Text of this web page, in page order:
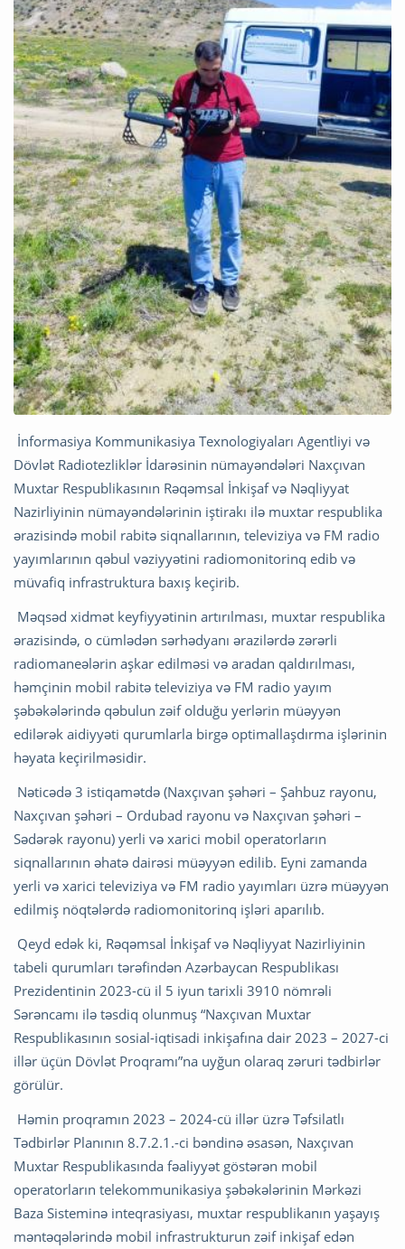
İnformasiya Kommunikasiya Texnologiyaları Agentliyi və
Dövlət Radiotezliklər İdarəsinin nümayəndələri Naxçıvan
Muxtar Respublikasının Rəqəmsal İnkişaf və Nəqliyyat
Nazirliyinin nümayəndələrinin iştirakı ilə muxtar respublika
ərazisində mobil rabitə siqnallarının, televiziya və FM radio
yayımlarının qəbul vəziyyətini radiomonitorinq edib və
müvafiq infrastruktura baxış keçirib.
Məqsəd xidmət keyfiyyətinin artırılması, muxtar respublika
ərazisində, o cümlədən sərhədyanı ərazilərdə zərərli
radiomaneələrin aşkar edilməsi və aradan qaldırılması,
həmçinin mobil rabitə televiziya və FM radio yayım
şəbəkələrində qəbulun zəif olduğu yerlərin müəyyən
edilərək aidiyyəti qurumlarla birgə optimallaşdırma işlərinin
həyata keçirilməsidir.
Nəticədə 3 istiqamətdə (Naxçıvan şəhəri – Şahbuz rayonu,
Naxçıvan şəhəri – Ordubad rayonu və Naxçıvan şəhəri –
Sədərək rayonu) yerli və xarici mobil operatorların
siqnallarının əhatə dairəsi müəyyən edilib. Eyni zamanda
yerli və xarici televiziya və FM radio yayımları üzrə müəyyən
edilmiş nöqtələrdə radiomonitorinq işləri aparılıb.
Qeyd edək ki, Rəqəmsal İnkişaf və Nəqliyyat Nazirliyinin
tabeli qurumları tərəfindən Azərbaycan Respublikası
Prezidentinin 2023-cü il 5 iyun tarixli 3910 nömrəli
Sərəncamı ilə təsdiq olunmuş “Naxçıvan Muxtar
Respublikasının sosial-iqtisadi inkişafına dair 2023 – 2027-ci
illər üçün Dövlət Proqramı”na uyğun olaraq zəruri tədbirlər
görülür.
Həmin proqramın 2023 – 2024-cü illər üzrə Təfsilatlı
Tədbirlər Planının 8.7.2.1.-ci bəndinə əsasən, Naxçıvan
Muxtar Respublikasında fəaliyyət göstərən mobil
operatorların telekommunikasiya şəbəkələrinin Mərkəzi
Baza Sisteminə inteqrasiyası, muxtar respublikanın yaşayış
məntəqələrində mobil infrastrukturun zəif inkişaf edən